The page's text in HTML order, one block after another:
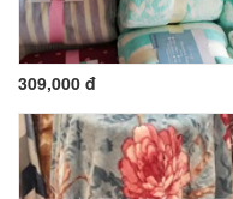
309,000 đ